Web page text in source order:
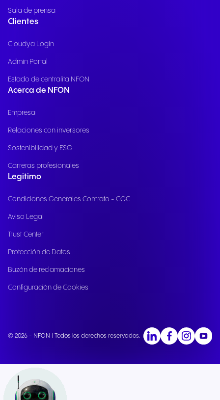
Sala de prensa
Clientes
Cloudya Login
Admin Portal
Estado de centralita NFON
Acerca de NFON
Empresa
Relaciones con inversores
Sostenibilidad y ESG
Carreras profesionales
Legitimo
Condiciones Generales Contrato - CGC
Aviso Legal
Trust Center
Protección de Datos
Buzón de reclamaciones
Configuración de Cookies
© 2026 - NFON | Todos los derechos reservados.